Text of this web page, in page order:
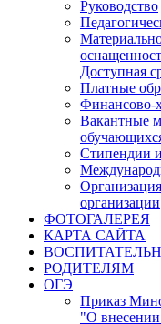
Руководство
Доступная
Платные
Финансово-
Вакантные
Стипендии
организации
ФОТОГАЛЕРЕЯ
КАРТА САЙТА
РОДИТЕЛЯМ
ОГЭ
Приказ
"О